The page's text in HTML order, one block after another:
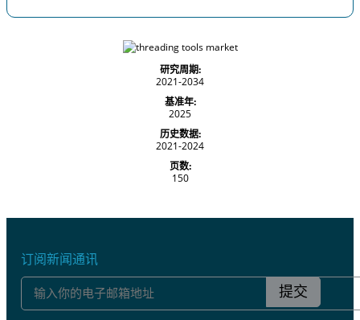
研究周期:
2021-2034
基准年:
2025
历史数据:
2021-2024
页数:
150
订阅新闻通讯
提交